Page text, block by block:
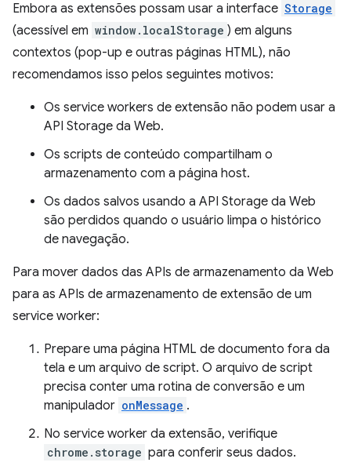
Embora as extensões possam usar a interface Storage
(acessível em window.localStorage ) em alguns
contextos (pop-up e outras páginas HTML), não
recomendamos isso pelos seguintes motivos:
Os service workers de extensão não podem usar a
API Storage da Web.
Os scripts de conteúdo compartilham o
armazenamento com a página host.
Os dados salvos usando a API Storage da Web
são perdidos quando o usuário limpa o histórico
de navegação.
Para mover dados das APIs de armazenamento da Web
para as APIs de armazenamento de extensão de um
service worker:
Prepare uma página HTML de documento fora da
tela e um arquivo de script. O arquivo de script
precisa conter uma rotina de conversão e um
manipulador onMessage .
No service worker da extensão, verifique
chrome.storage para conferir seus dados.